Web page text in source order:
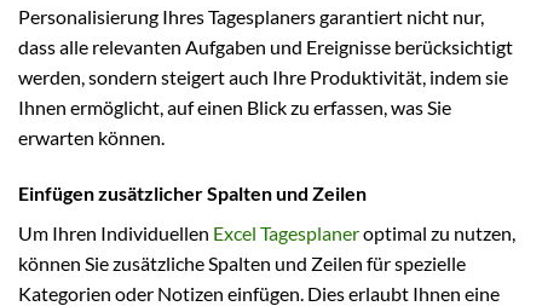
Personalisierung Ihres Tagesplaners garantiert nicht nur,
dass alle relevanten Aufgaben und Ereignisse berücksichtigt
werden, sondern steigert auch Ihre Produktivität, indem sie
Ihnen ermöglicht, auf einen Blick zu erfassen, was Sie
erwarten können.
Einfügen zusätzlicher Spalten und Zeilen
Um Ihren Individuellen Excel Tagesplaneroptimal zu nutzen,
können Sie zusätzliche Spalten und Zeilen für spezielle
Kategorien oder Notizen einfügen. Dies erlaubt Ihnen eine